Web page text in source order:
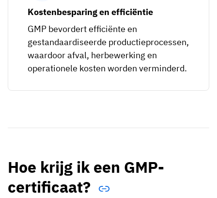
Kostenbesparing en efficiëntie
GMP bevordert efficiënte en
gestandaardiseerde productieprocessen,
waardoor afval, herbewerking en
operationele kosten worden verminderd.
Hoe krijg ik een GMP-
certificaat?